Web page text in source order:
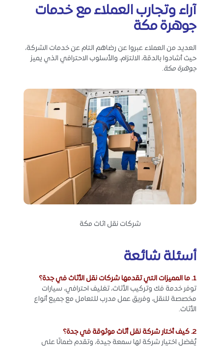
آراء وتجارب العملاء مع خدمات
جوهرة مكة
العديد من العملاء عبروا عن رضاهم التام عن خدمات الشركة،
حيث أشادوا بالدقة، الالتزام، والأسلوب الاحترافي الذي يميز
جوهرة مكة.
شركات نقل اثاث مكة
أسئلة شائعة
1. ما المميزات التي تقدمها شركات نقل الأثاث في جدة؟
توفر خدمة فك وتركيب الأثاث، تغليف احترافي، سيارات
مخصصة للنقل، وفريق عمل مدرب للتعامل مع جميع أنواع
الأثاث.
2. كيف أختار شركة نقل أثاث موثوقة في جدة؟
يُفضل اختيار شركة لها سمعة جيدة، وتقدم ضمانًا على